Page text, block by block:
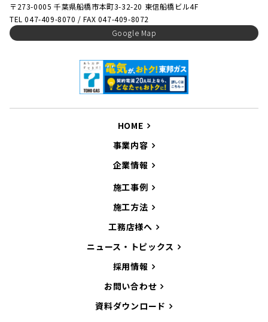
〒273-0005 千葉県船橋市本町3-32-20 東信船橋ビル4F
TEL 047-409-8070 / FAX 047-409-8072
Google Map
HOME
事業内容
企業情報
施工事例
施工方法
工務店様へ
ニュース・トピックス
採用情報
お問い合わせ
資料ダウンロード